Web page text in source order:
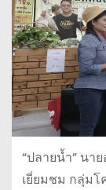
“ปลายน้ำ” นา
เยี่ยมชม กลุ่มโ